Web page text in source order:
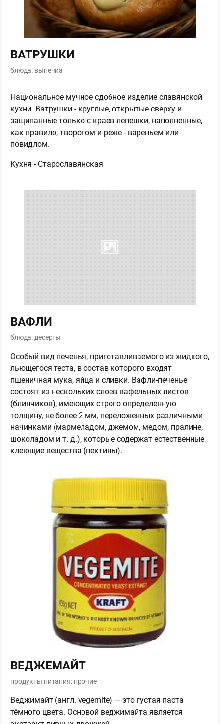
ВАТРУШКИ
блюда: выпечка
Национальное мучное сдобное изделие славянской
кухни. Ватрушки - круглые, открытые сверху и
защипанные только с краев лепешки, наполненные,
как правило, творогом и реже - вареньем или
повидлом.
Кухня - Старославянская
ВАФЛИ
блюда: десерты
Особый вид печенья, приготавливаемого из жидкого,
льющегося теста, в состав которого входят
пшеничная мука, яйца и сливки. Вафли-печенье
состоят из нескольких слоев вафельных листов
(блинчиков), имеющих строго определенную
толщину, не более 2 мм, переложенных различными
начинками (мармеладом, джемом, медом, пралине,
шоколадом и т. д.), которые содержат естественные
клеющие вещества (пектины).
ВЕДЖЕМАЙТ
продукты питания: прочие
Веджимайт (англ. vegemite) — это густая паста
тёмного цвета. Основой веджимайта является